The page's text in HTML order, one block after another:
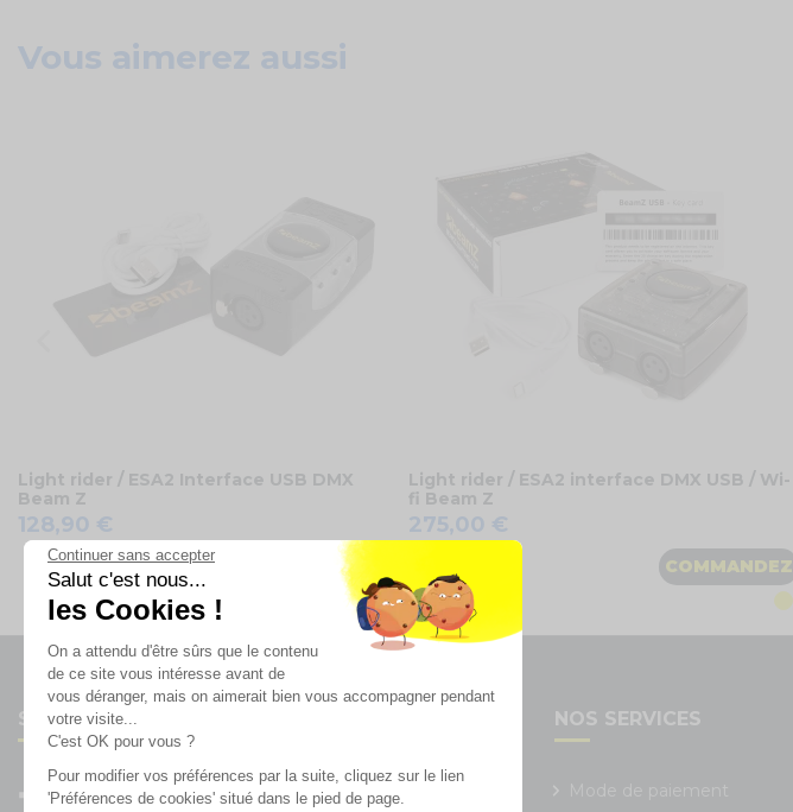
Continuer sans accepter
Salut c'est nous...
les Cookies !
On a attendu d'être sûrs que le contenu
de ce site vous intéresse avant de
vous déranger, mais on aimerait bien vous accompagner pendant
votre visite...
C'est OK pour vous ?
Pour modifier vos préférences par la suite, cliquez sur le lien
'Préférences de cookies' situé dans le pied de page.
Vous aimerez aussi
Light rider / ESA2 Interface USB DMX
Beam Z
128,90 €
COMMANDEZ
Light rider / ESA2 interface DMX USB / Wi-
fi Beam Z
275,00 €
COMMANDEZ
Suivez-nous NOS SERVICES